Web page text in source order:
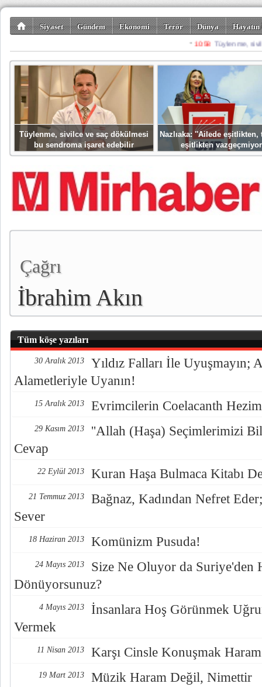
Siyaset Gündem Ekonomi Terör Dünya
Spor Misafir
Tüylenme, sivilce ve saç dökülmesi
bu sendroma işaret edebilir
Nazlıaka: ''Ailede eşitlikten,
eşitlikten
Çağrı
İbrahim Akın
Tüm köşe yazıları
30 Aralık 2013
Yıldız Falları İle Uyuşmayın;
Alametleriyle Uyanın!
15 Aralık 2013 Evrimcilerin Coelacanth
29 Kasım 2013
''Allah (Haşa) Seçimlerimizi
Cevap
22 Eylül 2013 Kuran Haşa Bulmaca Kitabı
21 Temmuz 2013
Bağnaz, Kadından Nefret
Sever
18 Haziran 2013 Komünizm Pusuda!
24 Mayıs 2013
Size Ne Oluyor da Suriye'den
Dönüyorsunuz?
4 Mayıs 2013
İnsanlara Hoş Görünmek
Vermek
11 Nisan 2013 Karşı Cinsle Konuşmak
19 Mart 2013 Müzik Haram Değil, Nimettir